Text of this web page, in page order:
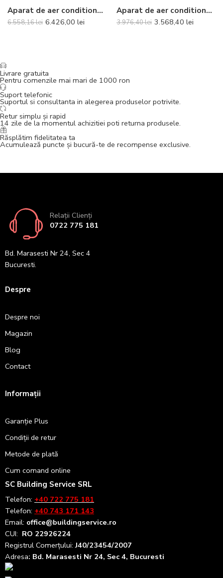
Aparat de aer conditionat tip duct Gree Ultra Thin R32 GUD35P-A-T-GUD35W-NhA-T Inverter 12000 BTU
6.558,16lei 6.426,00 lei
Aparat de aer conditionat Mitsubishi Electric MSZ-HR35K-MUZ-HR35 Inverter 12000 BTU
3.976,40lei 3.568,40 lei
Livrare gratuita
Pentru comenzile mai mari de 1000 ron
Suport telefonic
Suportul si consultanta in alegerea produselor potrivite.
Retur simplu și rapid
14 zile de la momentul achizitiei poti returna produsele.
Răsplătim fidelitatea ta
Acumulează puncte și bucură-te de recompense exclusive.
Relații Clienți
0722 775 181
Bd. Marasesti Nr 24, Sec 4
Bucuresti.
Despre
Despre noi
Magazin
Blog
Contact
Informații
Garanție Plus
Condiții de retur
Metode de plată
Cum comand online
SC Building Service SRL
Telefon: +40 722 775 181
Telefon: +40 743 171 143
Email: office@buildingservice.ro
CUI: RO 22926224
Registrul Comerțului:J40/23454/2007
Adresa: Bd. Marasesti Nr 24, Sec 4, Bucuresti